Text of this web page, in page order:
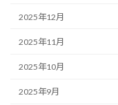
2025年12月
2025年11月
2025年10月
2025年9月